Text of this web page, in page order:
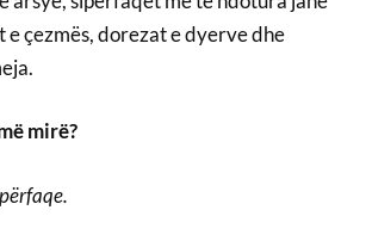
e çezmës, dorezat e dyerve dhe
mirë?